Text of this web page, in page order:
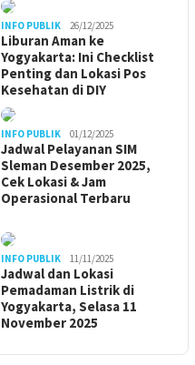
INFO PUBLIK 26/12/2025
Liburan Aman ke
Yogyakarta: Ini Checklist
Penting dan Lokasi Pos
Kesehatan di DIY
INFO PUBLIK 01/12/2025
Jadwal Pelayanan SIM
Sleman Desember 2025,
Cek Lokasi & Jam
Operasional Terbaru
INFO PUBLIK 11/11/2025
Jadwal dan Lokasi
Pemadaman Listrik di
Yogyakarta, Selasa 11
November 2025